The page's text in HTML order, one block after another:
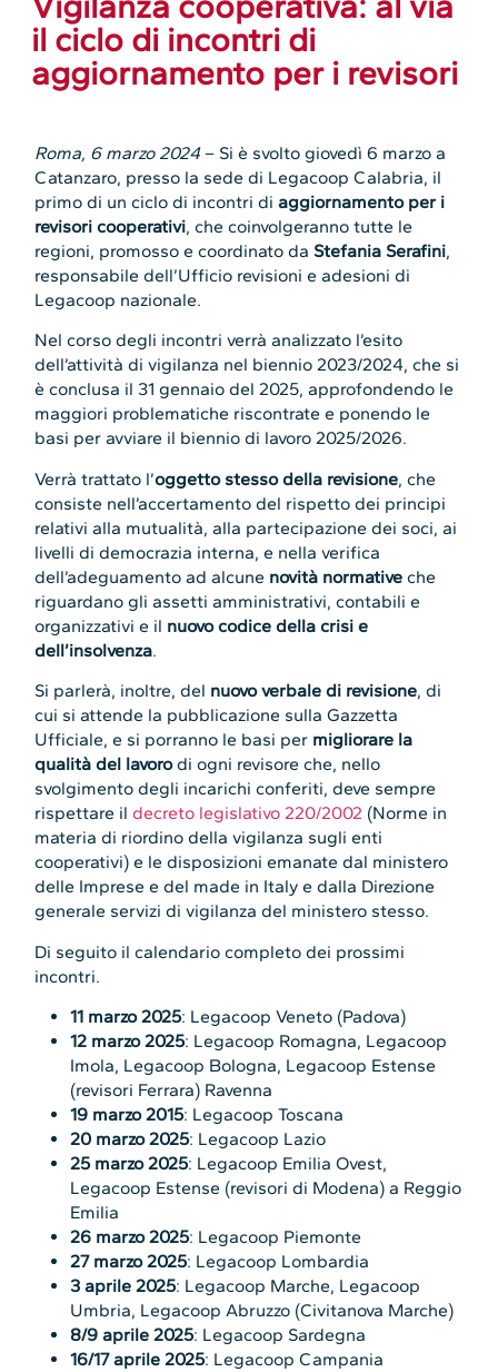
il ciclo di incontri di
aggiornamento per i revisori
Roma, 6 marzo 2024– Si è svolto giovedì 6 marzo a
Catanzaro, presso la sede di Legacoop Calabria, il
primo di un ciclo di incontri diaggiornamento per i
revisori cooperativi, che coinvolgeranno tutte le
regioni, promosso e coordinato da Stefania Serafini,
responsabile dell’Ufficio revisioni e adesioni di
Legacoop nazionale.
Nel corso degli incontri verrà analizzato l’esito
dell’attività di vigilanza nel biennio 2023/2024, che si
è conclusa il 31 gennaio del 2025, approfondendo le
maggiori problematiche riscontrate e ponendo le
basi per avviare il biennio di lavoro 2025/2026.
Verrà trattato l’oggetto stesso della revisione, che
consiste nell’accertamento del rispetto dei principi
relativi alla mutualità, alla partecipazione dei soci, ai
livelli di democrazia interna, e nella verifica
dell’adeguamento ad alcune novità normative che
riguardano gli assetti amministrativi, contabili e
organizzativi e il nuovo codice della crisi e
dell’insolvenza.
Si parlerà, inoltre, del nuovo verbale di revisione, di
cui si attende la pubblicazione sulla Gazzetta
Ufficiale, e si porranno le basi per migliorare la
qualità del lavorodi ogni revisore che, nello
svolgimento degli incarichi conferiti, deve sempre
rispettare ildecreto legislativo 220/2002 (Norme in
materia di riordino della vigilanza sugli enti
cooperativi) e le disposizioni emanate dal ministero
delle Imprese e del made in Italy e dalla Direzione
generale servizi di vigilanza del ministero stesso.
Di seguito il calendario completo dei prossimi
incontri.
11 marzo 2025: Legacoop Veneto (Padova)
12 marzo 2025: Legacoop Romagna, Legacoop
Imola, Legacoop Bologna, Legacoop Estense
(revisori Ferrara) Ravenna
19 marzo 2015: Legacoop Toscana
20 marzo 2025: Legacoop Lazio
25 marzo 2025: Legacoop Emilia Ovest,
Legacoop Estense (revisori di Modena) a Reggio
Emilia
26 marzo 2025: Legacoop Piemonte
27 marzo 2025: Legacoop Lombardia
3 aprile 2025: Legacoop Marche, Legacoop
Umbria, Legacoop Abruzzo (Civitanova Marche)
8/9 aprile 2025: Legacoop Sardegna
16/17 aprile 2025: Legacoop Campania